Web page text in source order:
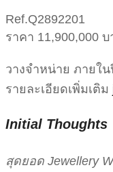
Ref.Q2892201
ราคา 11,900,000 บ
วางจำหน่าย ภายใน
รายละเอียดเพิ่มเติม
Initial Thoughts
สุดยอด Jewellery